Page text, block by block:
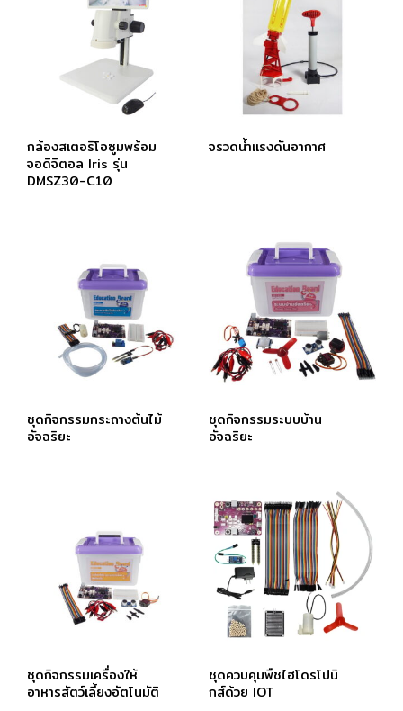
กล้องสเตอริโอซูมพร้อม
จอดิจิตอล Iris รุ่น
DMSZ30-C10
จรวดน้ำแรงดันอากาศ
ชุดกิจกรรมกระถางต้นไม้
อัจฉริยะ
ชุดกิจกรรมระบบบ้าน
อัจฉริยะ
ชุดกิจกรรมเครื่องให้
อาหารสัตว์เลี้ยงอัตโนมัติ
ชุดควบคุมพืชไฮโดรโปนิ
กส์ด้วย IOT